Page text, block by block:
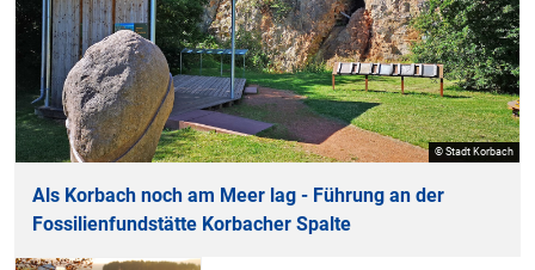
© Stadt Korbach
Als Korbach noch am Meer lag - Führung an der
Fossilienfundstätte Korbacher Spalte